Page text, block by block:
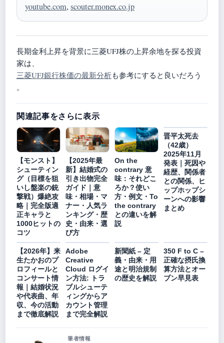
youtube.com, scouter.monex.co.jp
長期金利上昇を背景に三菱UFJ株の上昇余地を探る投資
家は、
三菱UFJ銀行株価の最新分析も参考にすると良いだろう
。
関連記事をさらに表示
【モンスト】
シューティン
グ（目標を狙
いし盤楽の銃
撃戦）爆絶攻
略｜完全版適
正キャラと
1000ヒットの
コツ
【2025年最
新】結婚式の
引き出物完全
ガイド｜意
味・相場・マ
ナー・人気ラ
ンキング・歴
史・由来・選
び方
On the
contrary 意
味：それどこ
ろか？使い
方・例文・To
the contrary
との違いを解
説
晋平太死去
（42歳）
2025年11月
発表｜死因や
経歴、関係者
との関係、ヒ
ップホップシ
ーンへの影響
まとめ
【2026年】来
生たかおのプ
ロフィールと
コンサート情
報｜結婚状況
や代表曲、年
収、今の活動
まで徹底解説
Adobe
Creative
Cloud ログイ
ン方法: トラ
ブルシューテ
ィングからア
カウント管理
まで完全解説
新聞紙 – 定
義・由来・用
途と明治規制
の歴史を解説
350 F to C –
正確な摂氏換
算方法とオー
ブン早見表
筆者情報